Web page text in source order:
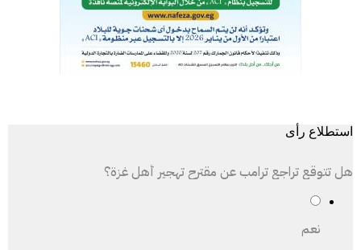
استطلاع رأى
هل تتوقع تراجع ترامب عن مقترح تهجير أهل غزة؟
نعم